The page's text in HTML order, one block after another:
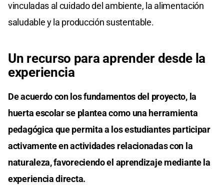
vinculadas al cuidado del ambiente, la alimentación
saludable y la producción sustentable.
Un recurso para aprender desde la
experiencia
De acuerdo con los fundamentos del proyecto, la
huerta escolar se plantea como una herramienta
pedagógica que permita a los estudiantes participar
activamente en actividades relacionadas con la
naturaleza, favoreciendo el aprendizaje mediante la
experiencia directa.